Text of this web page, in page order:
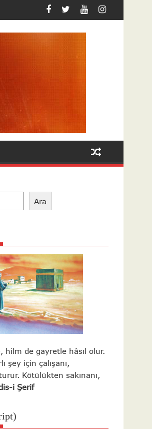
Ara
hilm de gayretle hâsıl olur.
şey için çalışanı,
Kötülükten sakınanı,
i Şerif